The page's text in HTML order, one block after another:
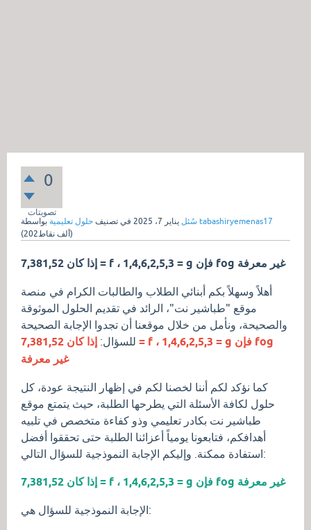
0
تصويتات
سُئل يناير 7، 2025 في تصنيف حلول تعليمية
tabashiryemenas17
(
202ألف نقاط)
إذا كان 7,381,52 = f ، 1,4,6,2,5,3 = g فإن fog غير معرفة
أهلاً وسهلاً بكم أبنائي الطلاب والطالبات الكرام في منصة
موقع "طباشير نت"، الرائد في تقديم الحلول الموثوقة
والصحيحة، ونأمل من خلال موقعنا أن تجدوا الإجابة الصحيحة
للسؤال:
إذا كان 7,381,52 = f ، 1,4,6,2,5,3 = g فإن fog
غير معرفة
كما نؤكد لكم أننا لخصنا لكم في إظهار النتيجة عودة، كل
حلول لكافة الأسئلة التي يطرحها الطلبة، حيث يتمتع موقع
طباشير نت بكادر تعليمي وذو كفاءة متخصص في تلبيه
أهدافكم، فتابعونا يومياً أعزائنا الطلبة حتى تحققوا أفضل
استفادة ممكنة. وإليكم الإجابة النموذجية للسؤال التالي:
إذا كان 7,381,52 = f ، 1,4,6,2,5,3 = g فإن fog غير معرفة
الإجابة النموذجية للسؤال هي: